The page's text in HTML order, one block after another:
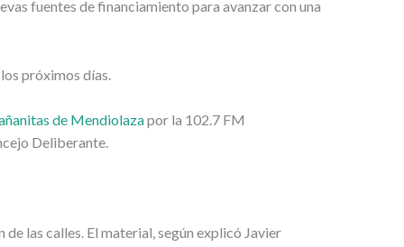
fuentes de financiamiento para avanzar con una
próximos días.
de Mendiolazapor la 102.7 FM
Deliberante.
las calles. El material, según explicó Javier